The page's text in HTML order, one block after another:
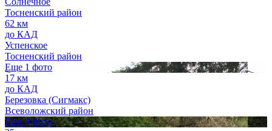
Тосненский район
62 км
до КАД
Успенское
Тосненский район
Еще 1 фото
17 км
до КАД
Березовка (Сигмакс)
Всеволожский район
Еще 4 фото